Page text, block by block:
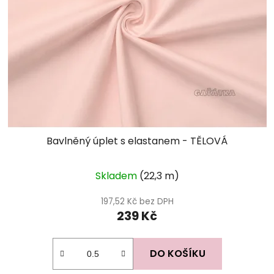
Bavlněný úplet s elastanem - TĚLOVÁ
hodnocení
produktu
je
Skladem (22,3 m)
197,52 Kč bez DPH
239 Kč
DO KOŠÍKU